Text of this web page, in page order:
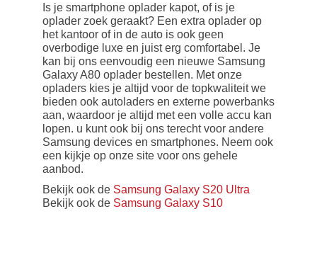
Is je smartphone oplader kapot, of is je
oplader zoek geraakt? Een extra oplader op
het kantoor of in de auto is ook geen
overbodige luxe en juist erg comfortabel. Je
kan bij ons eenvoudig een nieuwe Samsung
Galaxy A80 oplader bestellen. Met onze
opladers kies je altijd voor de topkwaliteit we
bieden ook autoladers en externe powerbanks
aan, waardoor je altijd met een volle accu kan
lopen. u kunt ook bij ons terecht voor andere
Samsung devices en smartphones. Neem ook
een kijkje op onze site voor ons gehele
aanbod.
Bekijk ook de Samsung Galaxy S20 Ultra
Bekijk ook de Samsung Galaxy S10